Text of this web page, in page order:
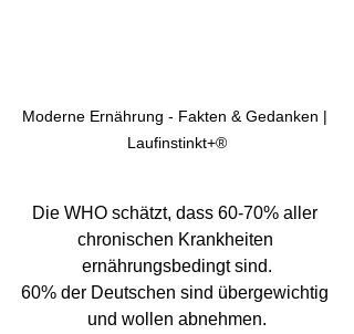
Moderne Ernährung - Fakten & Gedanken |
Laufinstinkt+®
Die WHO schätzt, dass 60-70% aller
chronischen Krankheiten
ernährungsbedingt sind.
60% der Deutschen sind übergewichtig
und wollen abnehmen.